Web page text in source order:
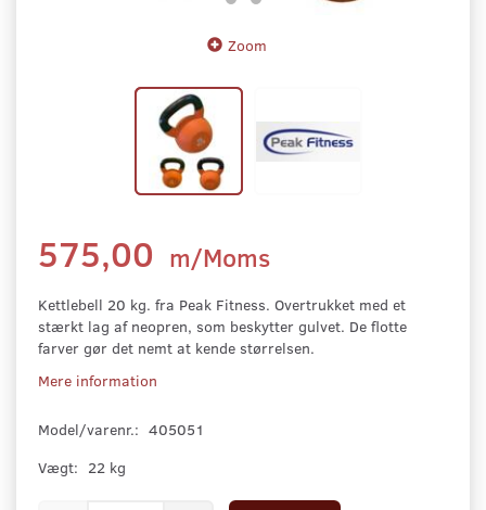
Zoom
575,00 m/Moms
Kettlebell 20 kg. fra Peak Fitness. Overtrukket med et
stærkt lag af neopren, som beskytter gulvet. De flotte
farver gør det nemt at kende størrelsen.
Mere information
Model/varenr.: 405051
Vægt: 22 kg